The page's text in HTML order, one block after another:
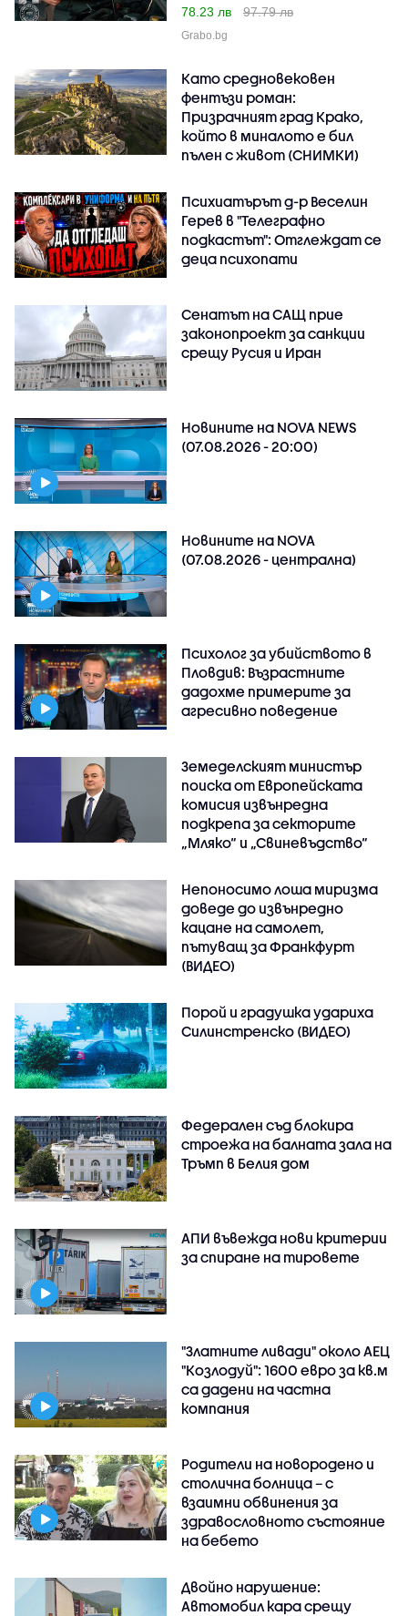
78.23 лв 97.79 лв
Grabo.bg
Като средновековен
фентъзи роман:
Призрачният град Крако,
който в миналото е бил
пълен с живот (СНИМКИ)
Психиатърът д-р Веселин
Герев в "Телеграфно
подкастът": Отглеждат се
деца психопати
Сенатът на САЩ прие
законопроект за санкции
срещу Русия и Иран
Новините на NOVA NEWS
(07.08.2026 - 20:00)
Новините на NOVA
(07.08.2026 - централна)
Психолог за убийството в
Пловдив: Възрастните
дадохме примерите за
агресивно поведение
Земеделският министър
поиска от Европейската
комисия извънредна
подкрепа за секторите
„Мляко“ и „Свиневъдство“
Непоносимо лоша миризма
доведе до извънредно
кацане на самолет,
пътуващ за Франкфурт
(ВИДЕО)
Порой и градушка удариха
Силинстренско (ВИДЕО)
Федерален съд блокира
строежа на балната зала на
Тръмп в Белия дом
АПИ въвежда нови критерии
за спиране на тировете
"Златните ливади" около АЕЦ
"Козлодуй": 1600 евро за кв.м
са дадени на частна
компания
Родители на новородено и
столична болница – с
взаимни обвинения за
здравословното състояние
на бебето
Двойно нарушение:
Автомобил кара срещу